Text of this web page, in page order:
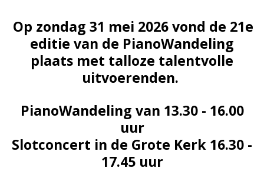
Op zondag 31 mei 2026 vond de 21e
editie van de PianoWandeling
plaats met talloze talentvolle
uitvoerenden.
PianoWandeling van 13.30 - 16.00
uur
Slotconcert in de Grote Kerk 16.30 -
17.45 uur